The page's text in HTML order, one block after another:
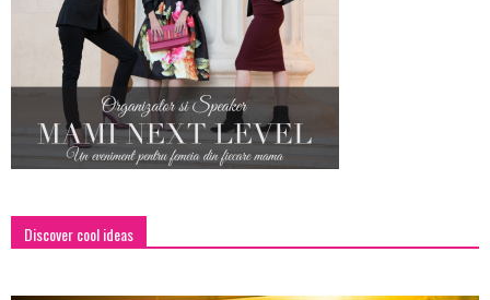
Discover cool ideas